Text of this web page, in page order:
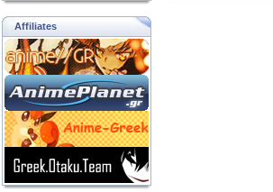
Affiliates